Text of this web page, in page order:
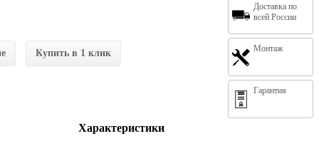
Доставка по
всей России
Монтаж
Гарантия
Купить в 1 клик
Характеристики